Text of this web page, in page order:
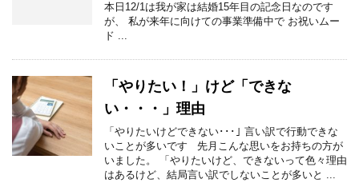
本日12/1は我が家は結婚15年目の記念日なのです
が、 私が来年に向けての事業準備中で お祝いムー
ド ...
「やりたい！」けど「できな
い・・・」理由
「やりたいけどできない･･･｣ 言い訳で行動できな
いことが多いです 先月こんな思いをお持ちの方が
いました。 「やりたいけど、できないって色々理由
はあるけど、結局言い訳でしないことが多いと ...